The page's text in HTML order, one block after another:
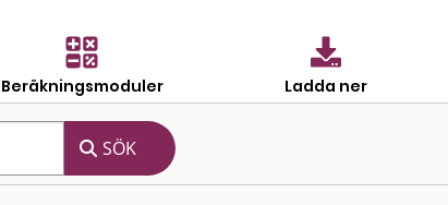
Beräkningsmoduler Ladda ner